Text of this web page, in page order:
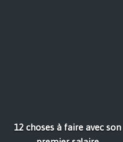
12 choses à faire avec son